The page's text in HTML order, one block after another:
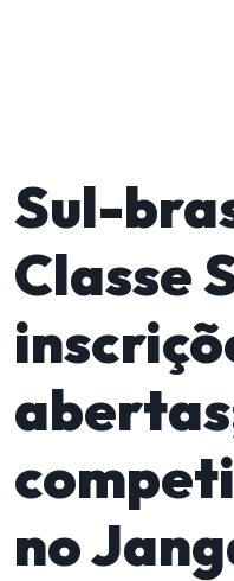
Sul-
Classe
no